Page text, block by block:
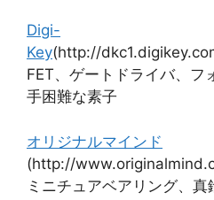
Digi-
Key(http://
FET、ゲートドライバ、フ
手困難な素子
オリジナルマインド
(http://
ミニチュアベアリング、真